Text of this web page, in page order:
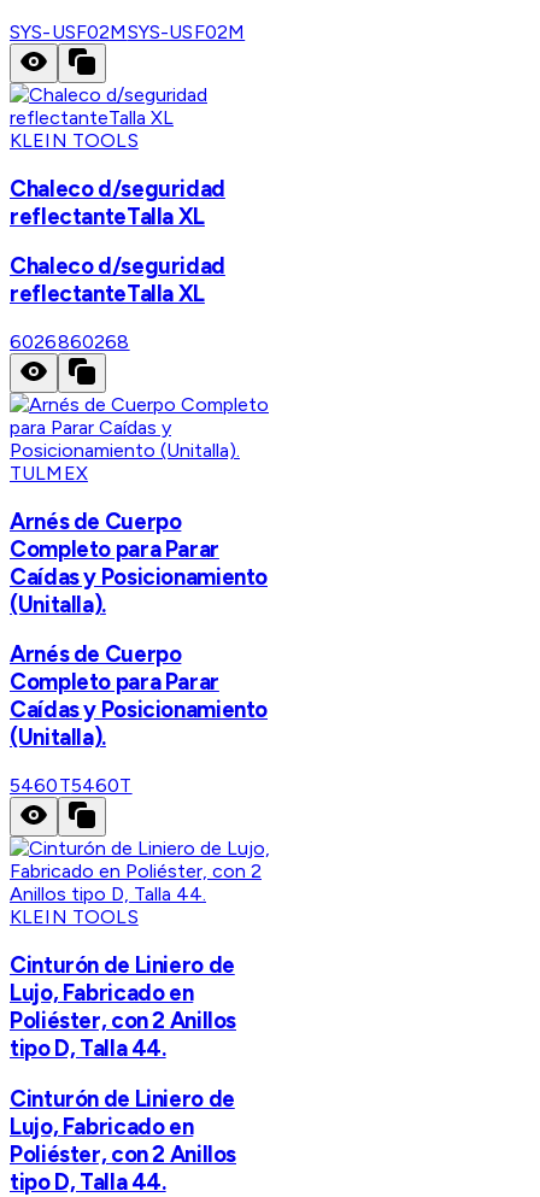
SYS-USF02MSYS-USF02M
KLEIN TOOLS
Chaleco d/seguridad
reflectanteTalla XL
Chaleco d/seguridad
reflectanteTalla XL
6026860268
TULMEX
Arnés de Cuerpo
Completo para Parar
Caídas y Posicionamiento
(Unitalla).
Arnés de Cuerpo
Completo para Parar
Caídas y Posicionamiento
(Unitalla).
5460T5460T
KLEIN TOOLS
Cinturón de Liniero de
Lujo, Fabricado en
Poliéster, con 2 Anillos
tipo D, Talla 44.
Cinturón de Liniero de
Lujo, Fabricado en
Poliéster, con 2 Anillos
tipo D, Talla 44.